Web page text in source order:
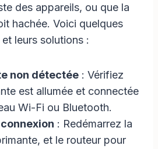
des appareils, ou que la
hachée. Voici quelques
leurs solutions :
non détectée : Vérifiez
est allumée et connectée
Wi-Fi ou Bluetooth.
: Redémarrez la
et le routeur pour